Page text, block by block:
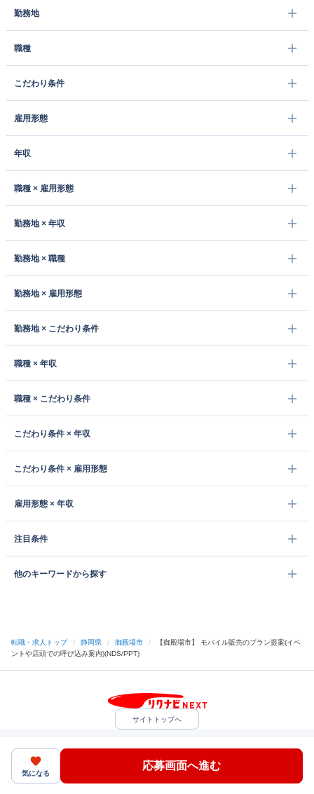
勤務地
職種
こだわり条件
雇用形態
年収
職種 × 雇用形態
勤務地 × 年収
勤務地 × 職種
勤務地 × 雇用形態
勤務地 × こだわり条件
職種 × 年収
職種 × こだわり条件
こだわり条件 × 年収
こだわり条件 × 雇用形態
雇用形態 × 年収
注目条件
他のキーワードから探す
転職・求人トップ / 静岡県 / 御殿場市 /
【御殿場市】 モバイル販売のプラン提案(イベ
ントや店頭での呼び込み案内)(NDS/PPT)
気になる
応募画面へ進む
サイトトップへ
中途採用をご検討の企業様
ヘルプ・お問い合わせ
（C）Indeed Inc.